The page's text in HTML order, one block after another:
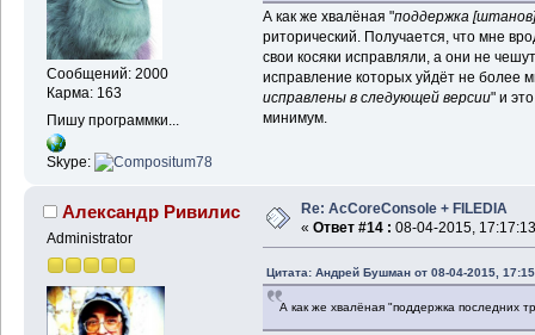
Сообщений: 2000
Карма: 163
Пишу программки...
Skype:
А как же хвалёная "поддержка
риторический. Получается, что мне
свои косяки исправляли, а они не
исправление которых уйдёт не более
исправлены в следующей версии" и
минимум.
Александр Ривилис
Administrator
Re: AcCoreConsole + FILEDIA
« Ответ #14 : 08-04-2015,
Цитата: Андрей Бушман от 08-04-2015,
А как же хвалёная "поддержка последних